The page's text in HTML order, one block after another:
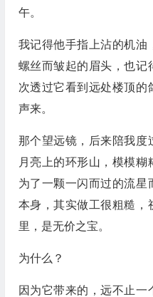
午。
我记得他手指上沾的机油
螺丝而皱起的眉头，也记
次透过它看到远处楼顶的
声来。
那个望远镜，后来陪我度
月亮上的环形山，模模
为了一颗一闪而过的流星
本身，其实做工很粗糙，
里，是无价之宝。
为什么？
因为它带来的，远不止